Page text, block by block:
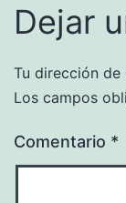
Dejar
Tu dirección
Los campos
Comentario *